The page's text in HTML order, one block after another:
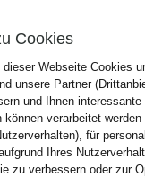
Cookies
Webseite Cookies
unsere Partner
und Ihnen
können verarbeitet
für
Ihres
zu verbessern oder zur